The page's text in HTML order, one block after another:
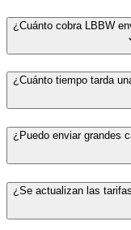
¿Cuánto cobra LBBW
¿Cuánto tiempo tarda
¿Puedo enviar grandes
¿Se actualizan las